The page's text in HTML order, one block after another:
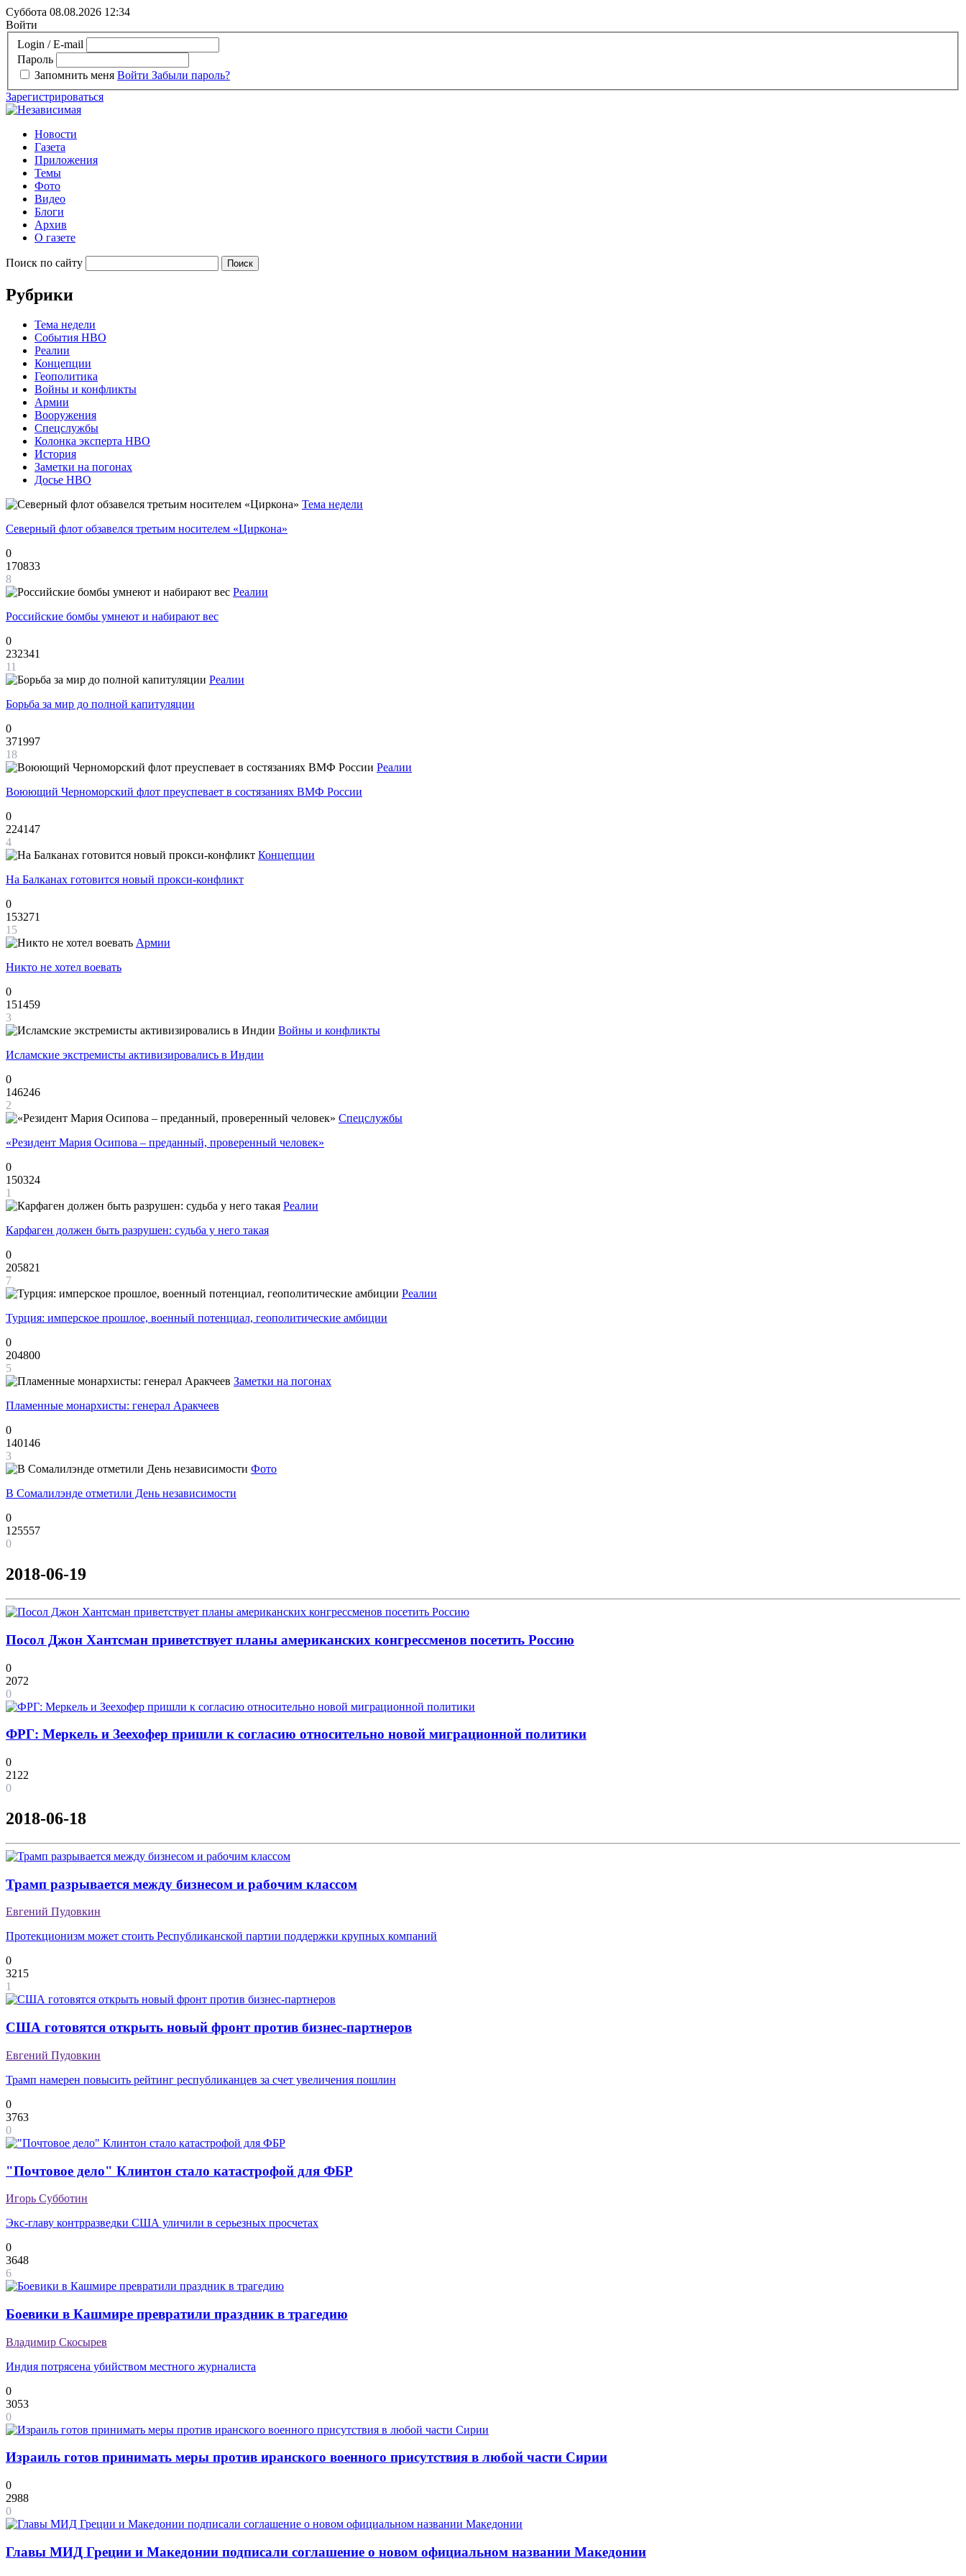
Суббота 08.08.2026 12:34
Войти
Login / E-mail
Пароль
Запомнить меня Войти Забыли пароль?
Зарегистрироваться
Новости
Газета
Приложения
Темы
Фото
Видео
Блоги
Архив
О газете
Поиск по сайту
Рубрики
Тема недели
События НВО
Реалии
Концепции
Геополитика
Войны и конфликты
Армии
Вооружения
Спецслужбы
Колонка эксперта НВО
История
Заметки на погонах
Досье НВО
Тема недели
Северный флот обзавелся третьим носителем «Циркона»
0
170833
8
Реалии
Российские бомбы умнеют и набирают вес
0
232341
11
Реалии
Борьба за мир до полной капитуляции
0
371997
18
Реалии
Воюющий Черноморский флот преуспевает в состязаниях ВМФ России
0
224147
4
Концепции
На Балканах готовится новый прокси-конфликт
0
153271
15
Армии
Никто не хотел воевать
0
151459
3
Войны и конфликты
Исламские экстремисты активизировались в Индии
0
146246
2
Спецслужбы
«Резидент Мария Осипова – преданный, проверенный человек»
0
150324
1
Реалии
Карфаген должен быть разрушен: судьба у него такая
0
205821
7
Реалии
Турция: имперское прошлое, военный потенциал, геополитические амбиции
0
204800
5
Заметки на погонах
Пламенные монархисты: генерал Аракчеев
0
140146
3
Фото
В Сомалилэнде отметили День независимости
0
125557
0
2018-06-19
Посол Джон Хантсман приветствует планы американских конгрессменов посетить Россию
0
2072
0
ФРГ: Меркель и Зеехофер пришли к согласию относительно новой миграционной политики
0
2122
0
2018-06-18
Трамп разрывается между бизнесом и рабочим классом
Евгений Пудовкин
Протекционизм может стоить Республиканской партии поддержки крупных компаний
0
3215
1
США готовятся открыть новый фронт против бизнес-партнеров
Евгений Пудовкин
Трамп намерен повысить рейтинг республиканцев за счет увеличения пошлин
0
3763
0
"Почтовое дело" Клинтон стало катастрофой для ФБР
Игорь Субботин
Экс-главу контрразведки США уличили в серьезных просчетах
0
3648
6
Боевики в Кашмире превратили праздник в трагедию
Владимир Скосырев
Индия потрясена убийством местного журналиста
0
3053
0
Израиль готов принимать меры против иранского военного присутствия в любой части Сирии
0
2988
0
Главы МИД Греции и Македонии подписали соглашение о новом официальном названии Македонии